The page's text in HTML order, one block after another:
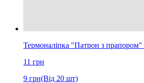
Термоналіпка "Патрон з
11 грн
9 грн(Від 20 шт)